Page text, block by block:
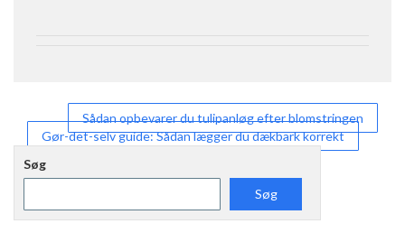
Indlægsnavigation
Sådan opbevarer du tulipanløg efter blomstringen
Gør-det-selv guide: Sådan lægger du dækbark korrekt
Søg
Søg